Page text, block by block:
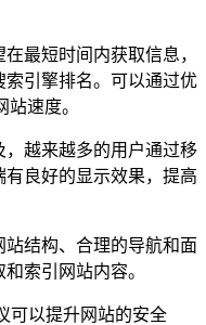
最短时间内获取信息，
索引擎排名。可以通过优
速度。
，越来越多的用户通过移
良好的显示效果，提高
结构、合理的导航和面
索引网站内容。
可以提升网站的安全